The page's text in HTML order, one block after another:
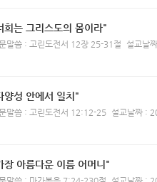
희는 그리스도의 몸이라"
말씀 : 고린도전서 12장 25-31절 설교날
양성 안에서 일치"
말씀 : 고린도전서 12:12-25 설교날짜 :
장 아름다운 이름 어머니"